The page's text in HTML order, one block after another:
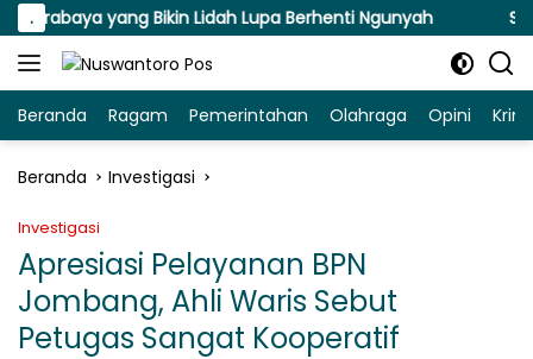
Langsung
ke
konten
.yang Bikin Lidah Lupa Berhenti Ngunyah Susuri
Beranda Ragam Pemerintahan Olahraga Opini
Beranda Investigasi
Investigasi
Apresiasi Pelayanan BPN
Jombang, Ahli Waris Sebut
Petugas Sangat Kooperatif